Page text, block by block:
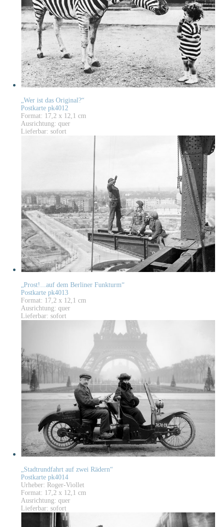
„Wer ist das Original?“
Postkarte pk4012
Format: 17,2 x 12,1 cm
Ausrichtung: quer
Lieferbar: sofort
„Prost!...auf dem Berliner Funkturm“
Postkarte pk4013
Format: 17,2 x 12,1 cm
Ausrichtung: quer
Lieferbar: sofort
„Stadtrundfahrt auf zwei Rädern“
Postkarte pk4014
Urheber: Roger-Viollet
Format: 17,2 x 12,1 cm
Ausrichtung: quer
Lieferbar: sofort